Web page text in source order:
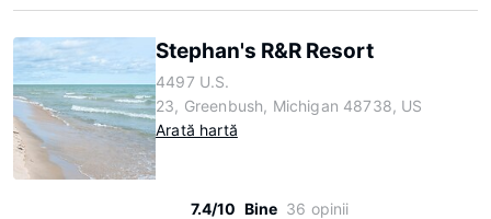
Stephan's R&R Resort
4497 U.S.
23, Greenbush, Michigan 48738, US
Arată hartă
7.4/10 Bine 36 opinii